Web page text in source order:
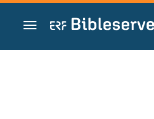
Przejdź do treści